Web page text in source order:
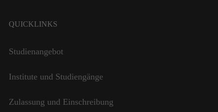
QUICKLINKS
Studienangebot
Institute und Studiengänge
Zulassung und Einschreibung